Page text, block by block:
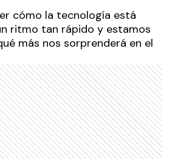
cómo la tecnología está
ritmo tan rápido y estamos
más nos sorprenderá en el